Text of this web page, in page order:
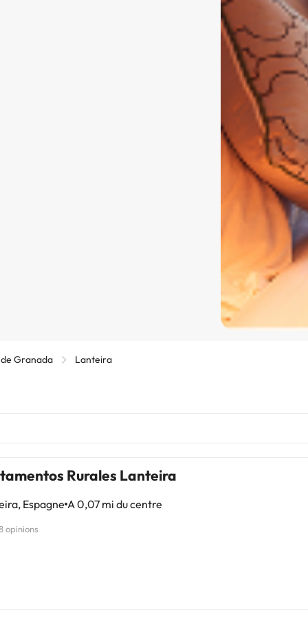
Granada Lanteira
Rurales Lanteira
Espagne A 0,07 mi du centre
opinions